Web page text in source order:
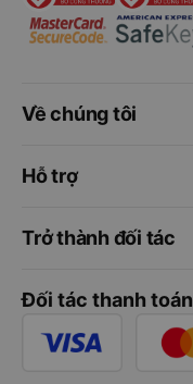
Về chúng tôi
Hỗ trợ
Trở thành đối tác
Đối tác thanh toán